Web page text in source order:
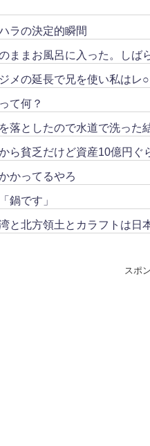
ラの決定的瞬間
ままお風呂に入った。しば
メの延長で兄を使い私はレ
て何？
落としたので水道で洗った
ら貧乏だけど資産10億円ぐ
かってるやろ
鍋です」
と北方領土とカラフトは日
スポ